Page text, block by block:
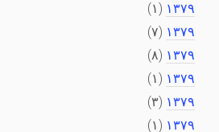
۱۳۷۹ (۱)
۱۳۷۹ (۷)
۱۳۷۹ (۸)
۱۳۷۹ (۱)
۱۳۷۹ (۳)
۱۳۷۹ (۱)